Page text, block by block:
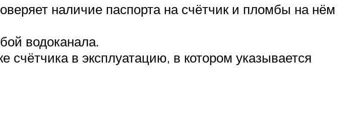
наличие паспорта на счётчик и пломбы на нём
водоканала.
счётчика в эксплуатацию, в котором указывается